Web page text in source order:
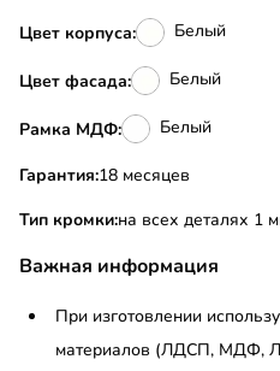
Цвет корпуса: Белый
Цвет фасада: Белый
Рамка МДФ: Белый
Гарантия:18 месяцев
Тип кромки:на всех деталях 1
Важная информация
При изготовлении
материалов (ЛДСП, МДФ,